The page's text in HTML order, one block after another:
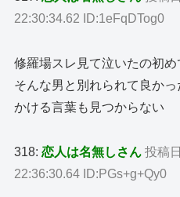
22:30:34.62 ID:1eFqDTog0
修羅場スレ見て泣いたの初め
そんな男と別れられて良か
かける言葉も見つからない
318:恋人は名無しさん 投稿
22:36:30.64 ID:PGs+g+Qy0